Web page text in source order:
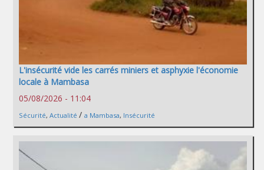
L'insécurité vide les carrés miniers et asphyxie l'économie
locale à Mambasa
05/08/2026 - 11:04
Sécurité, Actualité / a Mambasa, Insécurité